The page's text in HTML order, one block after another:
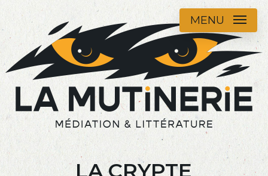
to
main
content
MENU
LA CRYPTE